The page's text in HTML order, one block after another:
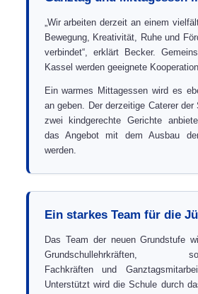
„Wir arbeiten derzeit an einem
Bewegung, Kreativität, Ruhe und
verbindet“, erklärt Becker.
Kassel werden geeignete
Ein warmes Mittagessen wird es
an geben. Der derzeitige Caterer
zwei kindgerechte Gerichte
das Angebot mit dem Ausbau
werden.
Ein starkes Team für die
Das Team der neuen Grundstufe
Grundschullehrkräften,
Fachkräften und
Unterstützt wird die Schule durch